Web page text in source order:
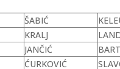
ŠABIĆ
KRALJ
JANČIĆ
ĆURKOVIĆ